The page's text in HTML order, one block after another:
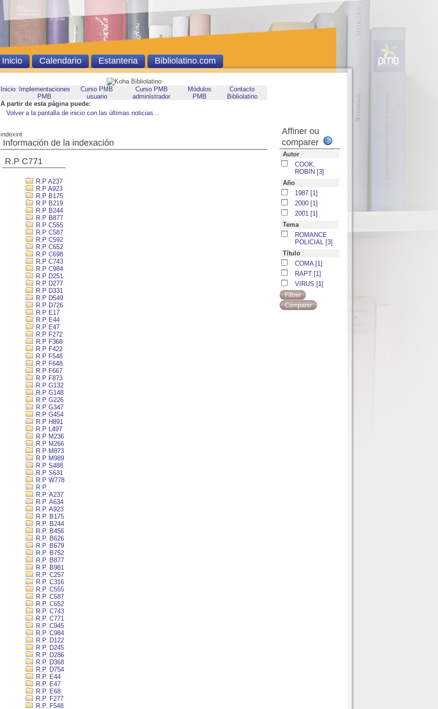
Inicio
Implementaciones
PMB
Curso PMB
usuario
Curso PMB
administrador
Módulos
PMB
Contacto
Bibliolatino
A partir de esta página puede:
Volver a la pantalla de inicio con las últimas noticias...
indexint
Información de la indexación
R.P C771
R.P A237
R.P A923
R.P B175
R.P B219
R.P B244
R.P B877
R.P C555
R.P C587
R.P C592
R.P C652
R.P C698
R.P C743
R.P C984
R.P D251
R.P D277
R.P D331
R.P D549
R.P D726
R.P E17
R.P E44
R.P E47
R.P F272
R.P F368
R.P F422
R.P F548
R.P F648
R.P F667
R.P F873
R.P G132
R.P G148
R.P G226
R.P G347
R.P G454
R.P H891
R.P L497
R.P M236
R.P M266
R.P M873
R.P M989
R.P S488
R.P S631
R.P W778
R.P.
R.P. A237
R.P. A634
R.P. A923
R.P. B175
R.P. B244
R.P. B456
R.P. B626
R.P. B679
R.P. B752
R.P. B877
R.P. B981
R.P. C257
R.P. C316
R.P. C555
R.P. C587
R.P. C652
R.P. C743
R.P. C771
R.P. C945
R.P. C984
R.P. D122
R.P. D245
R.P. D286
R.P. D368
R.P. D754
R.P. E44
R.P. E47
R.P. E68
R.P. F277
R.P. F548
Inicio Calendario Estanteria Bibliolatino.com
Affiner ou
comparer
Autor
COOK,
ROBIN [3]
Año
1987 [1]
2000 [1]
2001 [1]
Tema
ROMANCE
POLICIAL [3]
Título
COMA [1]
RAPT [1]
VIRUS [1]